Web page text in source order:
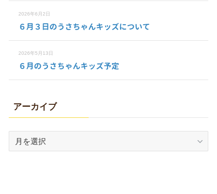
2026年6月2日
６月３日のうさちゃんキッズについて
2026年5月13日
６月のうさちゃんキッズ予定
アーカイブ